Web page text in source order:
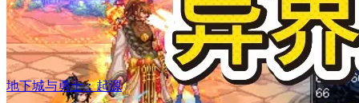
地下城与勇士：起源